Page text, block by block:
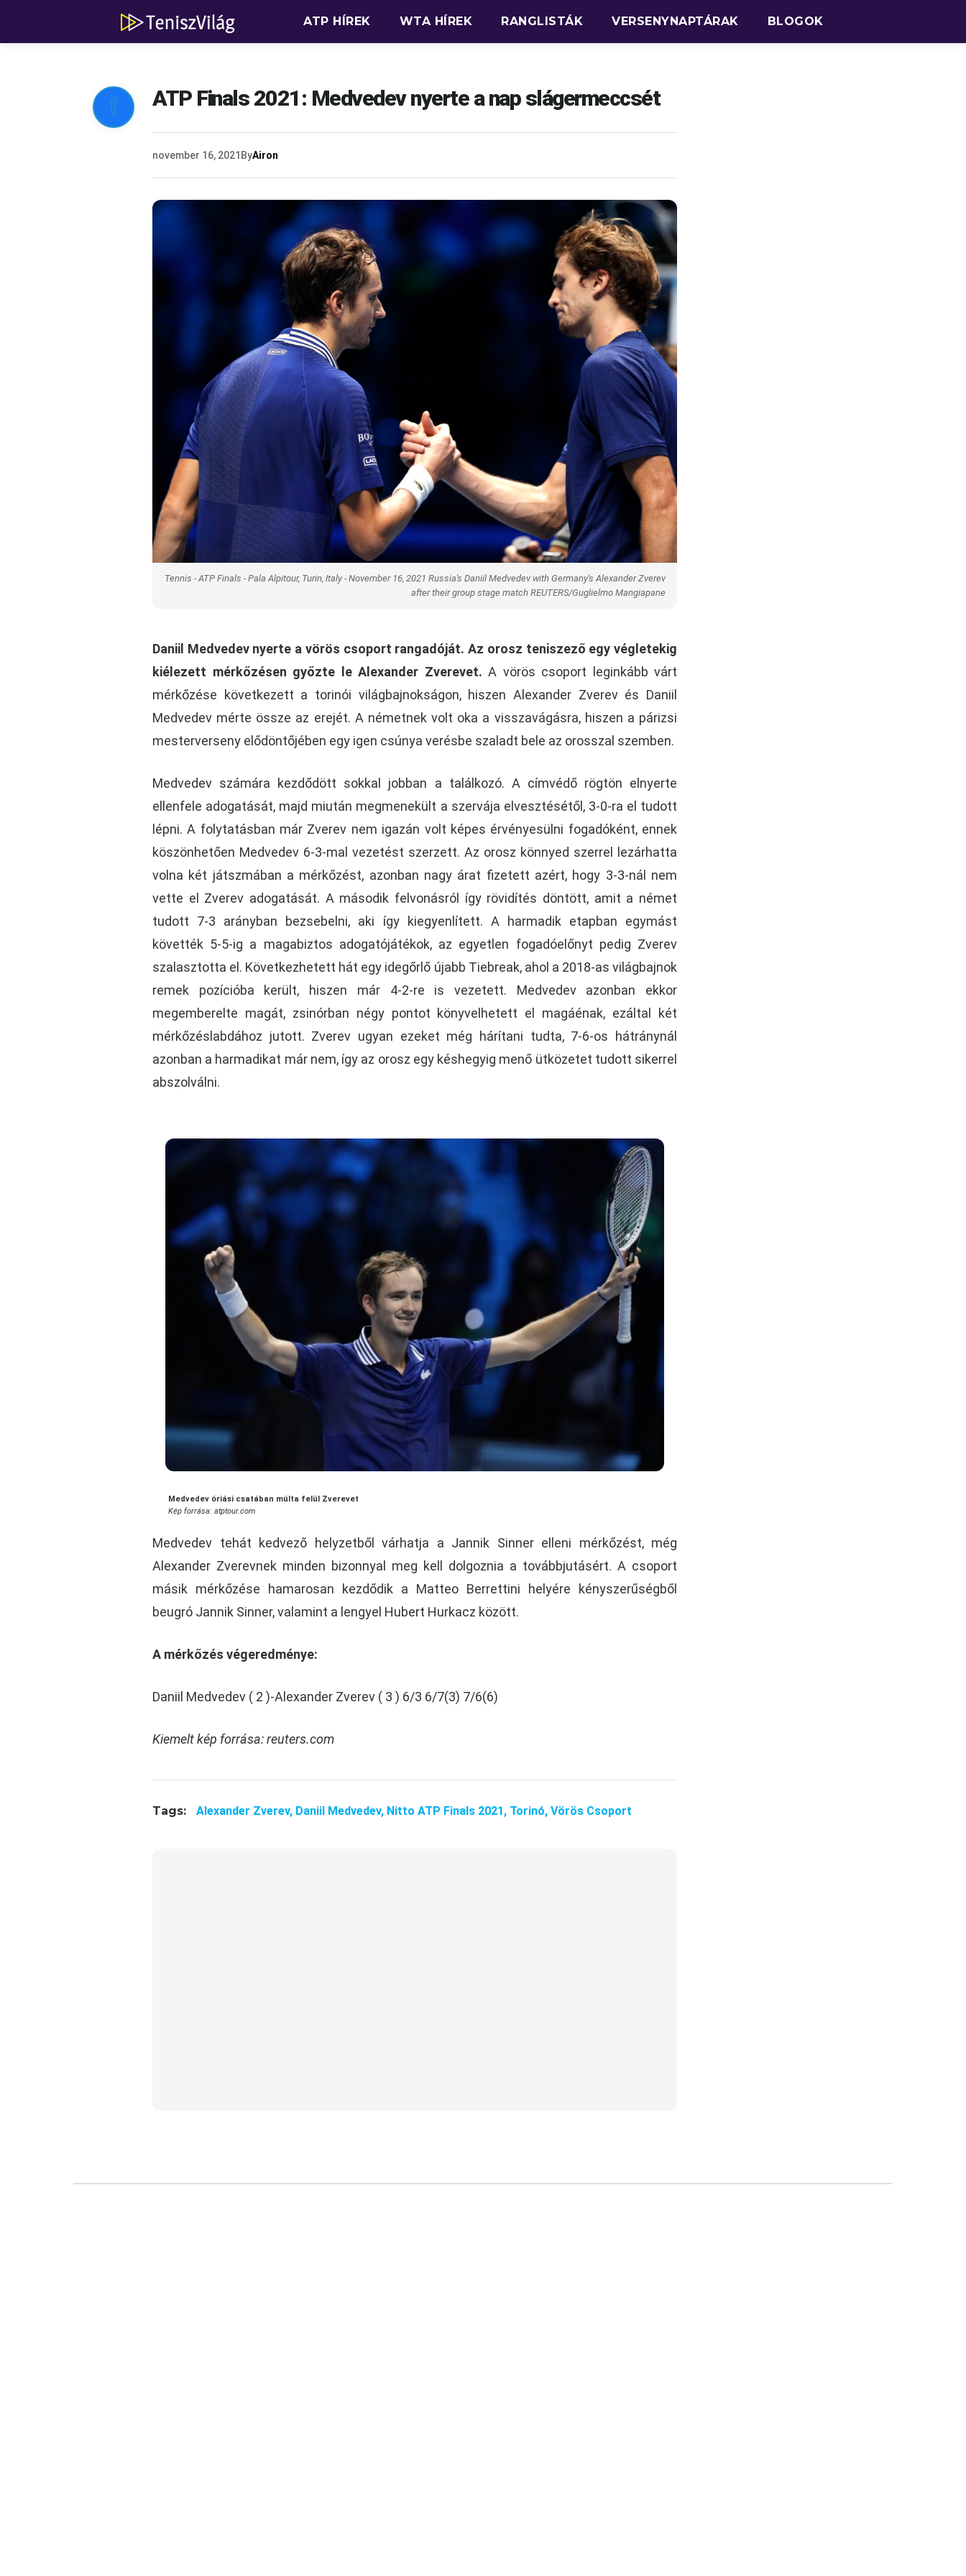
ATP HÍREK WTA HÍREK RANGLISTÁK VERSENYNAPTÁRAK BLOGOK
 ATP Finals 2021: Medvedev nyerte a nap slágermeccsét
november 16, 2021 ByAiron
Tennis - ATP Finals - Pala Alpitour, Turin, Italy - November 16, 2021 Russia's Daniil Medvedev with Germany's Alexander Zverev
after their group stage match REUTERS/Guglielmo Mangiapane
Daniil Medvedev nyerte a vörös csoport rangadóját. Az orosz teniszező egy végletekig
kiélezett mérkőzésen győzte le Alexander Zverevet. A vörös csoport leginkább várt
mérkőzése következett a torinói világbajnokságon, hiszen Alexander Zverev és Daniil
Medvedev mérte össze az erejét. A németnek volt oka a visszavágásra, hiszen a párizsi
mesterverseny elődöntőjében egy igen csúnya verésbe szaladt bele az orosszal szemben.
Medvedev számára kezdődött sokkal jobban a találkozó. A címvédő rögtön elnyerte
ellenfele adogatását, majd miután megmenekült a szervája elvesztésétől, 3-0-ra el tudott
lépni. A folytatásban már Zverev nem igazán volt képes érvényesülni fogadóként, ennek
köszönhetően Medvedev 6-3-mal vezetést szerzett. Az orosz könnyed szerrel lezárhatta
volna két játszmában a mérkőzést, azonban nagy árat fizetett azért, hogy 3-3-nál nem
vette el Zverev adogatását. A második felvonásról így rövidítés döntött, amit a német
tudott 7-3 arányban bezsebelni, aki így kiegyenlített. A harmadik etapban egymást
követték 5-5-ig a magabiztos adogatójátékok, az egyetlen fogadóelőnyt pedig Zverev
szalasztotta el. Következhetett hát egy idegőrlő újabb Tiebreak, ahol a 2018-as világbajnok
remek pozícióba került, hiszen már 4-2-re is vezetett. Medvedev azonban ekkor
megemberelte magát, zsinórban négy pontot könyvelhetett el magáénak, ezáltal két
mérkőzéslabdához jutott. Zverev ugyan ezeket még hárítani tudta, 7-6-os hátránynál
azonban a harmadikat már nem, így az orosz egy késhegyig menő ütközetet tudott sikerrel
abszolválni.
Medvedev óriási csatában múlta felül Zverevet
Kép forrása: atptour.com
Medvedev tehát kedvező helyzetből várhatja a Jannik Sinner elleni mérkőzést, még
Alexander Zverevnek minden bizonnyal meg kell dolgoznia a továbbjutásért. A csoport
másik mérkőzése hamarosan kezdődik a Matteo Berrettini helyére kényszerűségből
beugró Jannik Sinner, valamint a lengyel Hubert Hurkacz között.
A mérkőzés végeredménye:
Daniil Medvedev ( 2 )-Alexander Zverev ( 3 ) 6/3 6/7(3) 7/6(6)
Kiemelt kép forrása: reuters.com
Tags: Alexander Zverev, Daniil Medvedev, Nitto ATP Finals 2021, Torinó, Vörös Csoport